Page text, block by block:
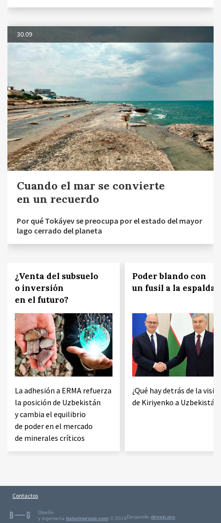
30.09
Cuando el mar se convierte
en un recuerdo
Por qué Tokáyev se preocupa por el estado del mayor
lago cerrado del planeta
¿Venta del subsuelo
o inversión
en el futuro?
La adhesión a ERMA refuerza
la posición de Uzbekistán
y cambia el equilibrio
de poder en el mercado
de minerales críticos
Poder blando con
un fusil a la espalda
¿Qué hay detrás de la visita
de Kiriyenko a
Contactos
Diseño
y ingeniería baturingroup.com © 2018Desarrollo devep.pro